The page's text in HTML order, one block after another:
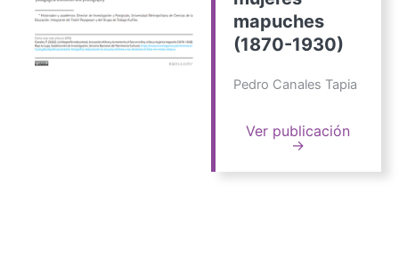
mapuches
(1870-1930)
Pedro Canales Tapia
Ver publicación
→